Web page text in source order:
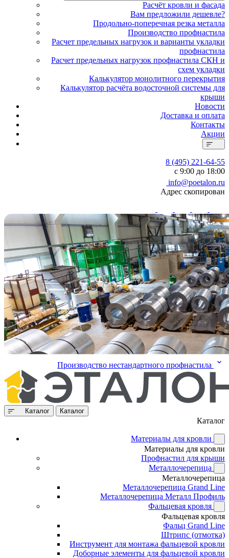
Расчёт кровли и фасада
Вам предложили дешевле?
Продольно-поперечная резка металла
Производство профнастила
Расчет предельных нагрузок и варианты укладки
профнастила
Расчет предельных нагрузок профнастила СКН и
схем укладки
Калькулятор монолитного перекрытия
Калькулятор расчёта водосточной системы для
крыши
Новости
Доставка и оплата
Контакты
Акции
8 (495) 221-64-55
с 9:00 до 18:00
info@poetalon.ru
Адрес скопирован
Производство нестандартного профнастила
Каталог Каталог
Каталог
Материалы для кровли
Материалы для кровли
Профнастил для крыши
Металлочерепица
Металлочерепица
Металлочерепица Grand Line
Металлочерепица Металл Профиль
Фальцевая кровля
Фальцевая кровля
Фальц Grand Line
Штрипс (отмотка)
Инструмент для монтажа фальцевой кровли
Доборные элементы для фальцевой кровли